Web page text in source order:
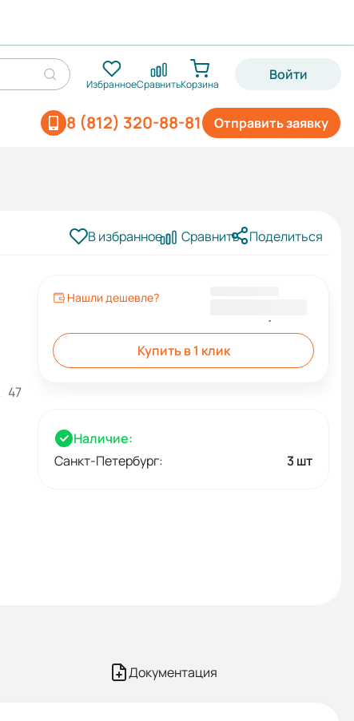
ИзбранноеСравнитьКорзина
Войти
Отправить заявку
8 (812) 320-88-81
В избранное Сравнить Поделиться
47
Нашли дешевле?
Купить в 1 клик
Наличие:
Санкт-Петербург:
3 шт
Документация